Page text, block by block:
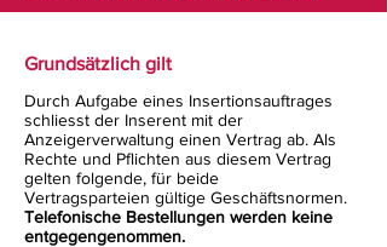
Grundsätzlich gilt
Durch Aufgabe eines Insertionsauftrages
schliesst der Inserent mit der
Anzeigerverwaltung einen Vertrag ab. Als
Rechte und Pflichten aus diesem Vertrag
gelten folgende, für beide
Vertragsparteien gültige Geschäftsnormen.
Telefonische Bestellungen werden keine
entgegengenommen.